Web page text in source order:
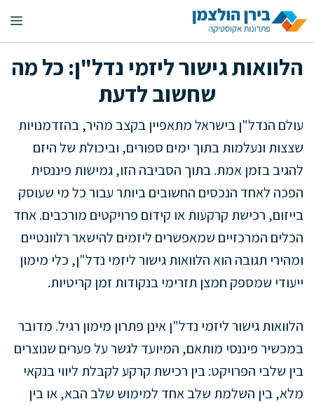
לדלג
לתוכן
הלוואות גישור ליזמי נדל"ן: כל מה
שחשוב לדעת
עולם הנדל"ן בישראל מתאפיין בקצב מהיר, בהזדמנויות
שצצות ונעלמות בתוך ימים ספורים, וביכולת של היזם
להגיב בזמן אמת. בתוך הסביבה הזו, גמישות פיננסית
הפכה לאחד הנכסים החשובים ביותר עבור כל מי שעוסק
בייזום, רכישת קרקעות או קידום פרויקטים מורכבים. אחד
הכלים המרכזיים שמאפשרים ליזמים להישאר רלוונטיים
ומהירי תגובה הוא הלוואות גישור ליזמי נדל"ן, כלי מימון
ייעודי שמספק חמצן תזרימי בנקודות זמן קריטיות.
הלוואות גישור ליזמי נדל"ן אינן פתרון מימון רגיל. מדובר
במכשיר פיננסי מותאם, המיועד לגשר על פערים שנוצרים
בין שלבי הפרויקט: בין רכישת קרקע לקבלת ליווי בנקאי
מלא, בין השלמת שלב אחד למימוש שלב הבא, או בין